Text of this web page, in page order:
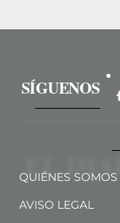
SÍGUENOS
QUIÉNES SOMOS
AVISO LEGAL